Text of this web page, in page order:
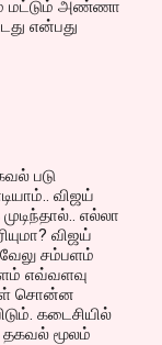
மட்டும் அண்ணா
என்பது
படு
விஜய்
எல்லா
விஜய்
சம்பளம்
எவ்வளவு
சொன்ன
கடைசியில்
மூலம்